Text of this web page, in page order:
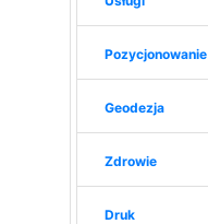
Pozycjonowanie
Geodezja
Zdrowie
Druk